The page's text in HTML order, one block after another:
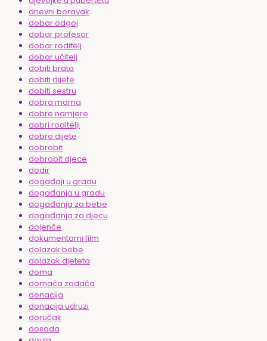
dnevni boravak
dobar odgoj
dobar profesor
dobar roditelj
dobar učitelj
dobiti brata
dobiti dijete
dobiti sestru
dobra mama
dobre namjere
dobri roditelji
dobro dijete
dobrobit
dobrobit djece
dodir
događaji u gradu
događanja u gradu
događanja za bebe
događanja za djecu
dojenče
dokumentarni film
dolazak bebe
dolazak djeteta
doma
domaća zadaća
donacija
donacija udruzi
doručak
dosada